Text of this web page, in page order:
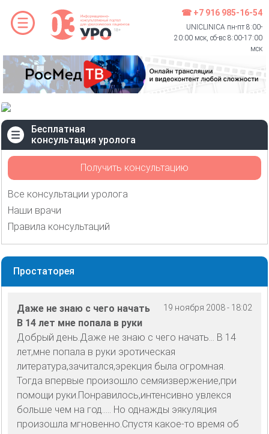
☎ +7 916 985-16-54
UNICLINICA пн-пт 8:00-
20:00 мск, сб-вс 8:00-17:00
мск
Бесплатная
консультация уролога
Получить консультацию
Все консультации уролога
Наши врачи
Правила консультаций
Простаторея
19 ноября 2008 - 18:02
Даже не знаю с чего начать
В 14 лет мне попала в руки
Добрый день.Даже не знаю с чего начать... В 14
лет,мне попала в руки эротическая
литература,зачитался,эрекция была огромная.
Тогда впервые произошло семяизвержение,при
помощи руки.Понравилось,интенсивно увлекся
больше чем на год..... Но однажды эякуляция
произошла мгновенно.Спустя какое-то время об